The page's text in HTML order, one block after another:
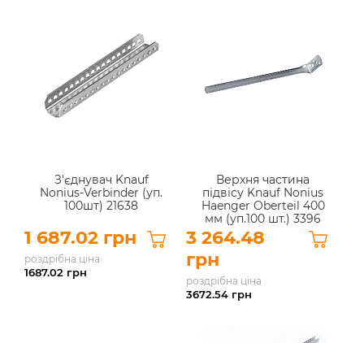
З'єднувач Knauf
Nonius-Verbinder (уп.
100шт) 21638
1 687.02 грн
роздрібна ціна
1687.02 грн
Верхня частина
підвісу Knauf Nonius
Haenger Oberteil 400
мм (уп.100 шт.) 3396
3 264.48
грн
роздрібна ціна
3672.54 грн